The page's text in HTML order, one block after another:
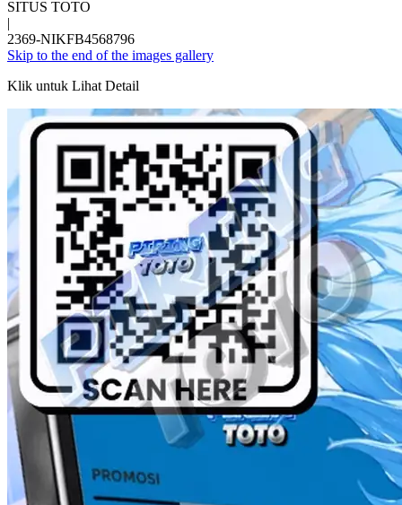
SITUS TOTO
|
2369-NIKFB4568796
Skip to the end of the images gallery
Klik untuk Lihat Detail